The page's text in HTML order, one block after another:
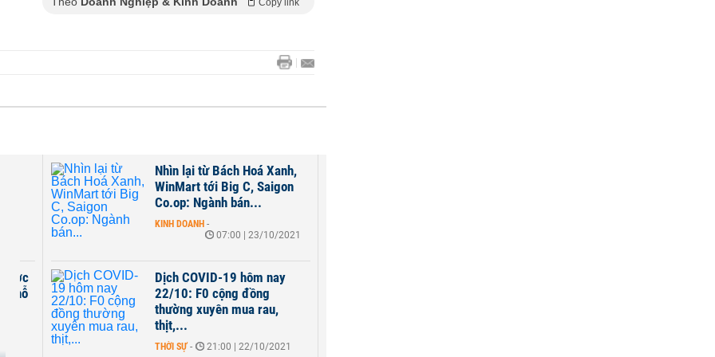
Copy link
dược
hỗ
Nhìn lại từ Bách Hoá Xanh,
WinMart tới Big C, Saigon
Co.op: Ngành bán...
KINH DOANH -
07:00 | 23/10/2021
Dịch COVID-19 hôm nay
22/10: F0 cộng đồng
thường xuyên mua rau,
thịt,...
THỜI SỰ - 21:00 | 22/10/2021